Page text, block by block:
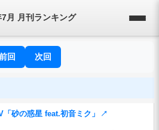
月 月刊ランキング
回 次回
「砂の惑星 feat.初音ミク」 ↗